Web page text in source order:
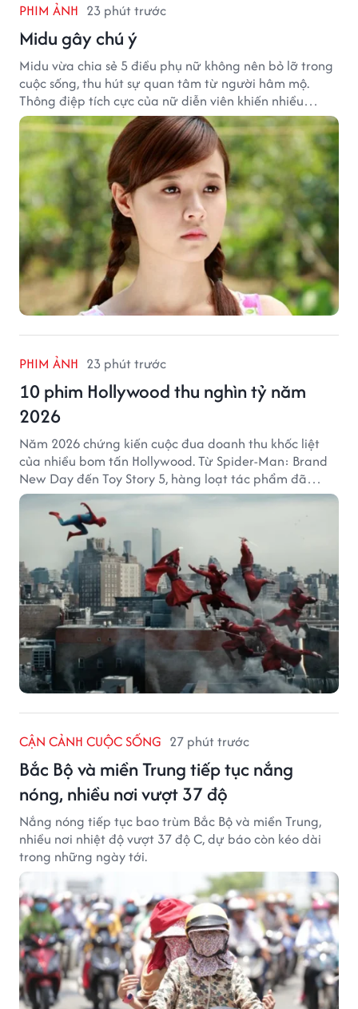
PHIM ẢNH 23 phút trước
Midu gây chú ý
Midu vừa chia sẻ 5 điều phụ nữ không nên bỏ lỡ trong
cuộc sống, thu hút sự quan tâm từ người hâm mộ.
Thông điệp tích cực của nữ diễn viên khiến nhiều
người đồng cảm khi nhìn lại hành trình sự nghiệp và
hạnh phúc hiện tại của cô.
PHIM ẢNH 23 phút trước
10 phim Hollywood thu nghìn tỷ năm
2026
Năm 2026 chứng kiến cuộc đua doanh thu khốc liệt
của nhiều bom tấn Hollywood. Từ Spider-Man: Brand
New Day đến Toy Story 5, hàng loạt tác phẩm đã
mang về hàng chục nghìn tỷ đồng và tạo nên những
cột mốc đáng nhớ tại phòng vé toàn cầu.
CẬN CẢNH CUỘC SỐNG 27 phút trước
Bắc Bộ và miền Trung tiếp tục nắng
nóng, nhiều nơi vượt 37 độ
Nắng nóng tiếp tục bao trùm Bắc Bộ và miền Trung,
nhiều nơi nhiệt độ vượt 37 độ C, dự báo còn kéo dài
trong những ngày tới.